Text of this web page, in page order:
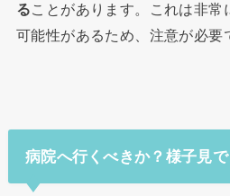
ることがあります。これは非常
可能性があるため、注意が必要
病院へ行くべきか？様子見